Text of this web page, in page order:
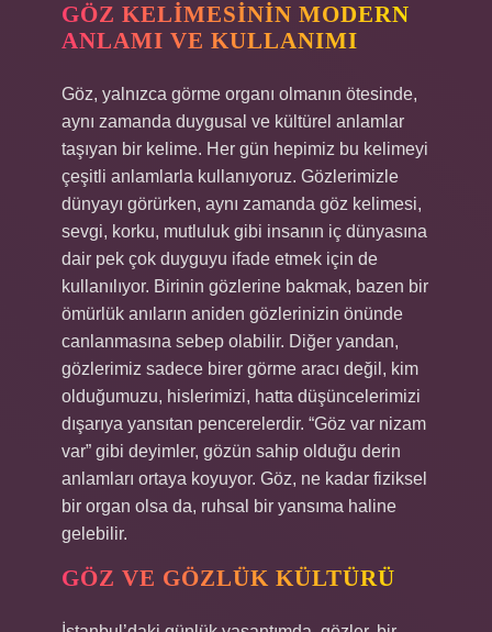
GÖZ KELIMESININ MODERN
ANLAMI VE KULLANIMI
Göz, yalnızca görme organı olmanın ötesinde,
aynı zamanda duygusal ve kültürel anlamlar
taşıyan bir kelime. Her gün hepimiz bu kelimeyi
çeşitli anlamlarla kullanıyoruz. Gözlerimizle
dünyayı görürken, aynı zamanda göz kelimesi,
sevgi, korku, mutluluk gibi insanın iç dünyasına
dair pek çok duyguyu ifade etmek için de
kullanılıyor. Birinin gözlerine bakmak, bazen bir
ömürlük anıların aniden gözlerinizin önünde
canlanmasına sebep olabilir. Diğer yandan,
gözlerimiz sadece birer görme aracı değil, kim
olduğumuzu, hislerimizi, hatta düşüncelerimizi
dışarıya yansıtan pencerelerdir. “Göz var nizam
var” gibi deyimler, gözün sahip olduğu derin
anlamları ortaya koyuyor. Göz, ne kadar fiziksel
bir organ olsa da, ruhsal bir yansıma haline
gelebilir.
GÖZ VE GÖZLÜK KÜLTÜRÜ